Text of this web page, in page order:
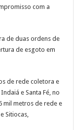
com a
de duas ordens de
de esgoto em
de rede coletora e
e Santa Fé, no
mil metros de rede e
Sitiocas,